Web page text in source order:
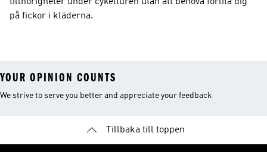
på fickor i kläderna.
YOUR OPINION COUNTS
We strive to serve you better and appreciate your feedback
Tillbaka till toppen